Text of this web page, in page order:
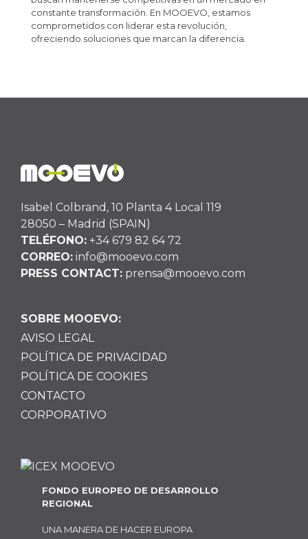
constante transformación. En MOOEVO, estamos
comprometidos con liderar esta revolución,
ofreciendo soluciones que marcan la diferencia.
Isabel Colbrand, 10 Planta 4 Local 119
28050 – Madrid (SPAIN)
TELÉFONO: +34 679 82 64 72
CORREO: info@mooevo.com
PRESS CONTACT: prensa@mooevo.com
SOBRE MOOEVO:
AVISO LEGAL
POLÍTICA DE PRIVACIDAD
POLÍTICA DE COOKIES
CONTACTO
CORPORATIVO
FONDO EUROPEO DE DESARROLLO
REGIONAL
UNA MANERA DE HACER EUROPA